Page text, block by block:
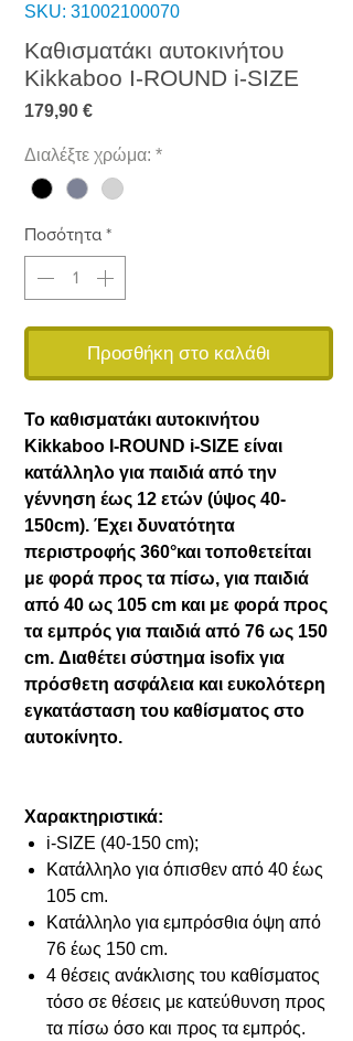
SKU: 31002100070
Καθισματάκι αυτοκινήτου
Kikkaboo I-ROUND i-SIZE
179,90 €Τιμή
Διαλέξτε χρώμα: *
Ποσότητα *
Προσθήκη στο καλάθι
Το καθισματάκι αυτοκινήτου
Kikkaboo I-ROUND i-SIZE είναι
κατάλληλο για παιδιά από την
γέννηση έως 12 ετών (ύψος 40-
150cm). Έχει δυνατότητα
περιστροφής 360°και τοποθετείται
με φορά προς τα πίσω, για παιδιά
από 40 ως 105 cm και με φορά προς
τα εμπρός για παιδιά από 76 ως 150
cm. Διαθέτει σύστημα isofix για
πρόσθετη ασφάλεια και ευκολότερη
εγκατάσταση του καθίσματος στο
αυτοκίνητο.
Χαρακτηριστικά:
i-SIZE (40-150 cm);
Κατάλληλο για όπισθεν από 40 έως
105 cm.
Κατάλληλο για εμπρόσθια όψη από
76 έως 150 cm.
4 θέσεις ανάκλισης του καθίσματος
τόσο σε θέσεις με κατεύθυνση προς
τα πίσω όσο και προς τα εμπρός.